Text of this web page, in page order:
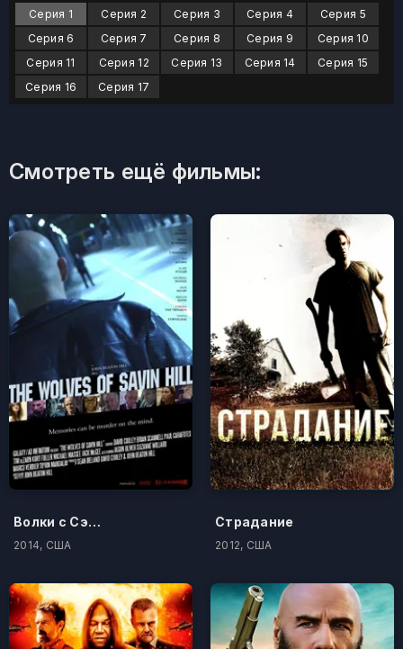
Серия 1 Серия 2 Серия 3 Серия 4
Серия 5
Серия 6
Серия 7 Серия 8 Серия 9
Серия 10
Серия 11
Серия 12 Серия 13 Серия 14
Серия 15
Серия 16
Серия 17
Смотреть ещё фильмы:
Волки с Сэйвин-Хилл
2014, США
Страдание
2012, США